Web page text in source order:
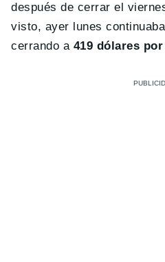
después de cerrar el
visto, ayer lunes
cerrando a 419 dólares